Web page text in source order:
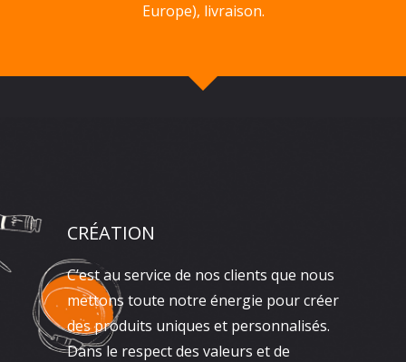
Europe), livraison.
CRÉATION
C’est au service de nos clients que nous
mettons toute notre énergie pour créer
des produits uniques et personnalisés.
Dans le respect des valeurs et de